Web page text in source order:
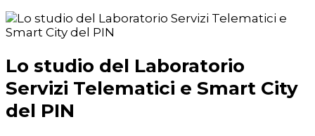
Lo studio del Laboratorio
Servizi Telematici e Smart City
del PIN